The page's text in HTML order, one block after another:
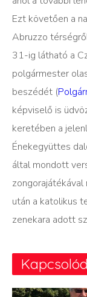
Ezt követően a
Abruzzo
31-ig látható a
polgármester
beszédét (
képviselő is
keretében a
Énekegyüttes
által mondott
után a katolikus
zenekara adott